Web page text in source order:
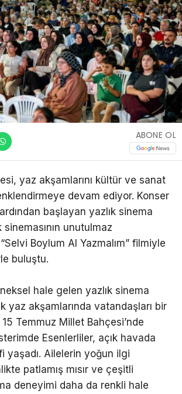
ABONE OL
yaz akşamlarını kültür ve sanat
devam ediyor. Konser
başlayan yazlık sinema
unutulmaz
Boylum Al Yazmalım” filmiyle
buluştu.
hale gelen yazlık sinema
yaz akşamlarında vatandaşları bir
Temmuz Millet Bahçesi’nde
Esenlerliler, açık havada
yaşadı. Ailelerin yoğun ilgi
patlamış mısır ve çeşitli
deneyimi daha da renkli hale